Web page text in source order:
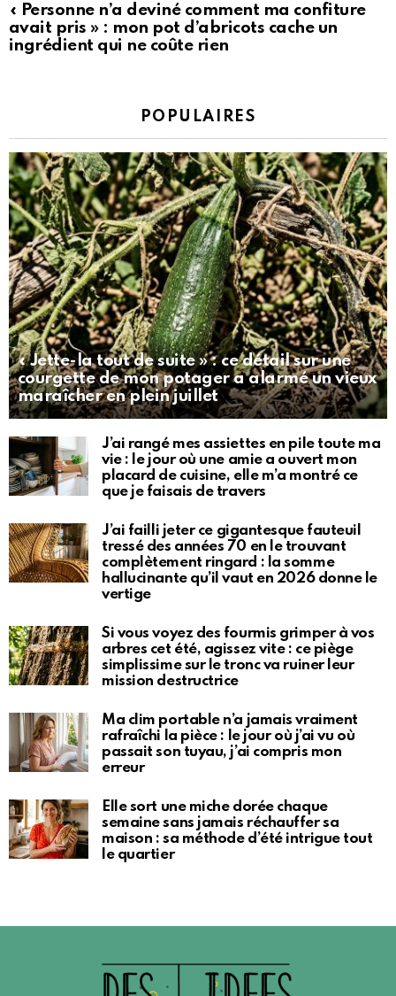
« Personne n’a deviné comment ma confiture
avait pris » : mon pot d’abricots cache un
ingrédient qui ne coûte rien
POPULAIRES
« Jette-la tout de suite » : ce détail sur une
courgette de mon potager a alarmé un vieux
maraîcher en plein juillet
J’ai rangé mes assiettes en pile toute ma
vie : le jour où une amie a ouvert mon
placard de cuisine, elle m’a montré ce
que je faisais de travers
J’ai failli jeter ce gigantesque fauteuil
tressé des années 70 en le trouvant
complètement ringard : la somme
hallucinante qu’il vaut en 2026 donne le
vertige
Si vous voyez des fourmis grimper à vos
arbres cet été, agissez vite : ce piège
simplissime sur le tronc va ruiner leur
mission destructrice
Ma clim portable n’a jamais vraiment
rafraîchi la pièce : le jour où j’ai vu où
passait son tuyau, j’ai compris mon
erreur
Elle sort une miche dorée chaque
semaine sans jamais réchauffer sa
maison : sa méthode d’été intrigue tout
le quartier